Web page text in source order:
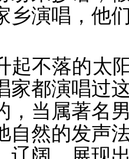
乡演唱，他
起不落的太
家都演唱过
，当属著名
自然的发声